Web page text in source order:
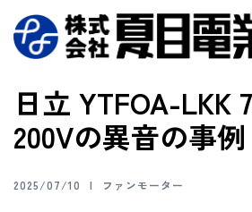
日立 YTFOA-LKK
200Vの異音の事例
2025/07/10 ファンモーター